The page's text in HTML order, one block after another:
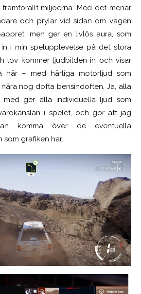
miljöerna. Med det menar
och prylar vid sidan om vägen
men ger en livlös aura, som
i min spelupplevelse på det stora
lov kommer ljudbilden in och visar
här – med härliga motorljud som
nog dofta bensindoften. Ja, alla
ger alla individuella ljud som
i spelet, och gör att jag
komma över de eventuella
grafiken har.